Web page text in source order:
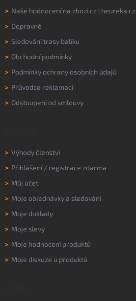
> Naše hodnocení na zbozi.cz | heureka.cz
> Dopravné
> Sledování trasy balíku
> Obchodní podmínky
> Podmínky ochrany osobních údajů
> Průvodce reklamací
> Odstoupení od smlouvy
> Výhody členství
> Přihlášení/ registrace zdarma
> Můj účet
> Moje objednávky a sledování
> Moje doklady
> Moje slevy
> Moje hodnocení produktů
> Moje diskuze u produktů